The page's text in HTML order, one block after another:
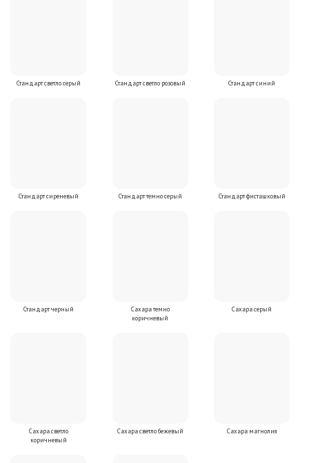
Стандарт светло серый Стандарт светло розовый Стандарт синий
Стандарт сиреневый Стандарт темно серый Стандарт фисташковый
Стандарт черный
Сахара темно
коричневый
Сахара серый
Сахара светло
коричневый
Сахара светло бежевый Сахара магнолия